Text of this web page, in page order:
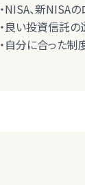
・NISA、新NISA
・良い投資信託の
・自分に合った制